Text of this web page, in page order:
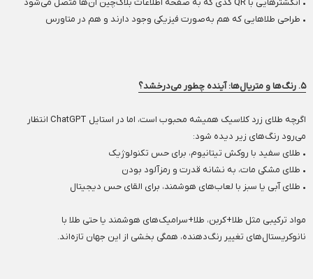
• انگشترهایی با QR کدی که به صفحه اطلاعات بلاک‌چین آن‌ها متصل می‌شود
• طراحی طلاهایی که هم به‌صورت فیزیکی وجود دارند و هم در متاورس
۵. رنگ‌ها و متریال‌ها: آینده چطور می‌درخشد؟
اگرچه طلای زرد کلاسیک همیشه محبوب است، اما در استایل ChatGPT انتظار
می‌رود رنگ‌های زیر دیده شود:
• طلای سفید با روکش تیتانیوم، برای حس تکنولوژیک
• طلای مشکی مات، به نشانه قدرت و رمزآلود بودن
• طلای آبی یا سبز با لعاب‌های هوشمند، برای القای حس دیجیتال
مواد ترکیبی مثل طلا+کربن، طلا+سرامیک‌های هوشمند یا حتی طلا با
نانوکریستال‌های تغییر رنگ‌دهنده، همگی بخشی از این جهان تازه‌اند.